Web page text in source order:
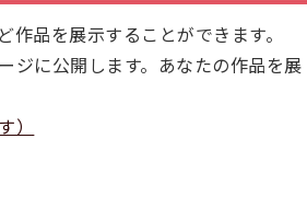
品を展示することができます。
ジに公開します。あなたの作品を展